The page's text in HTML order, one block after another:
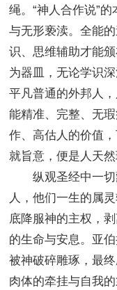
绳。“神人合作说”
与无形亵渎。全能
识、思维辅助才能
为器皿，无论学识
平凡普通的外邦人
能精准、完整、无
作、高估人的价值
就旨意，便是人天然
纵观圣经中一切
人，他们一生的属
底降服神的主权，
的生命与安息。亚
被神破碎雕琢，最
肉体的牵挂与自我